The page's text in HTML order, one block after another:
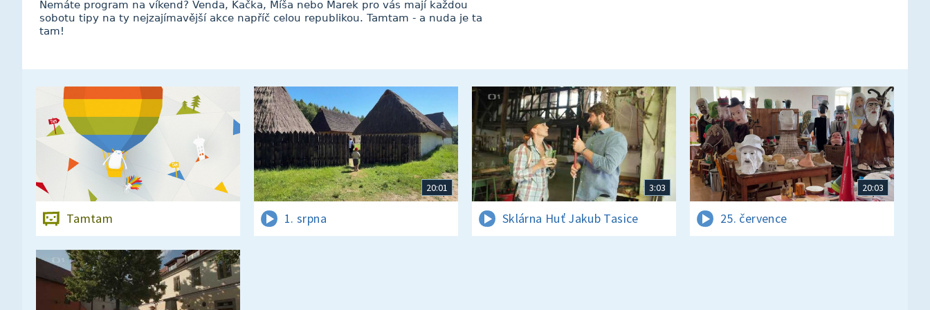
Nemáte program na víkend? Venda, Kačka, Míša nebo Marek pro vás mají každou
sobotu tipy na ty nejzajímavější akce napříč celou republikou. Tamtam - a nuda je ta
tam!
Tamtam
20:01
1. srpna
3:03
Sklárna Huť Jakub Tasice
20:03
25. července